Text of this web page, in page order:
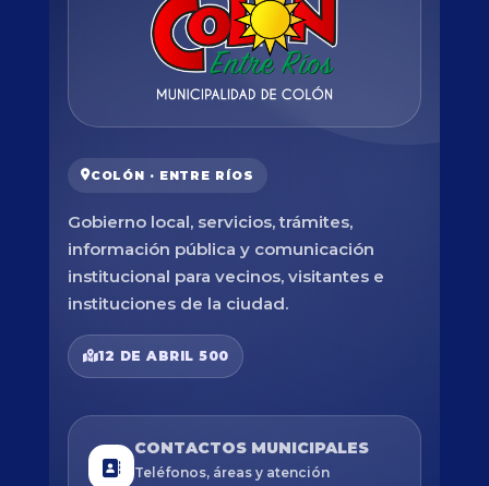
COLÓN · ENTRE RÍOS
Gobierno local, servicios, trámites,
información pública y comunicación
institucional para vecinos, visitantes e
instituciones de la ciudad.
12 DE ABRIL 500
CONTACTOS MUNICIPALES
Teléfonos, áreas y atención